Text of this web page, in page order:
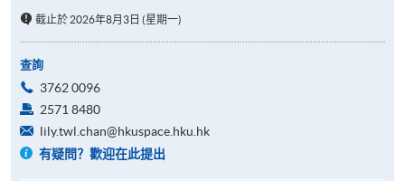
截止於 2026年8月3日 (星期一)
查詢
3762 0096
2571 8480
lily.twl.chan@hkuspace.hku.hk
有疑問？歡迎在此提出